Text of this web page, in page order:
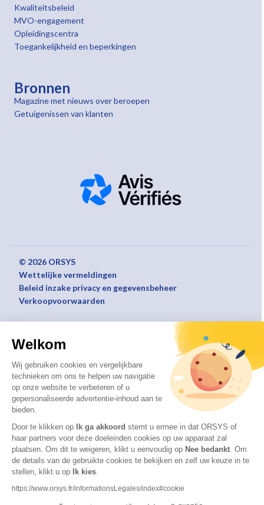
Welkom
Wij gebruiken cookies en vergelijkbare
technieken om ons te helpen uw navigatie
op onze website te verbeteren of u
gepersonaliseerde advertentie-inhoud aan te
bieden.
Door te klikken op
Ik ga akkoord stemt u ermee in dat ORSYS of
haar partners voor deze doeleinden cookies op uw apparaat zal
plaatsen. Om dit te weigeren, klikt u eenvoudig op Nee bedankt. Om
de details van de gebruikte cookies te bekijken en zelf uw keuze in te
stellen, klikt u op
Ik kies.
https://www.orsys.fr/informationsLegales/index#cookie
Kwaliteitsbeleid
MVO-engagement
Opleidingscentra
Toegankelijkheid en beperkingen
Bronnen
Magazine met nieuws over beroepen
Getuigenissen van klanten
© 2026 ORSYS
Wettelijke vermeldingen
Beleid inzake privacy en gegevensbeheer
Verkoopvoorwaarden